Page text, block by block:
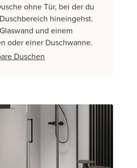
ohne Tür, bei der du
hineingehst.
und einem
oder einer Duschwanne.
Duschen